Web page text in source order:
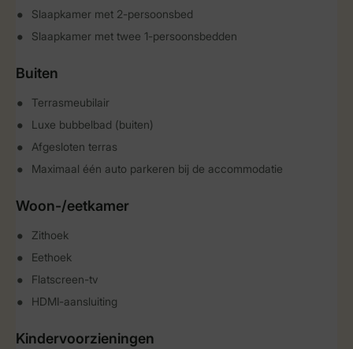
Slaapkamer met 2-persoonsbed
Slaapkamer met twee 1-persoonsbedden
Buiten
Terrasmeubilair
Luxe bubbelbad (buiten)
Afgesloten terras
Maximaal één auto parkeren bij de accommodatie
Woon-/eetkamer
Zithoek
Eethoek
Flatscreen-tv
HDMI-aansluiting
Kindervoorzieningen